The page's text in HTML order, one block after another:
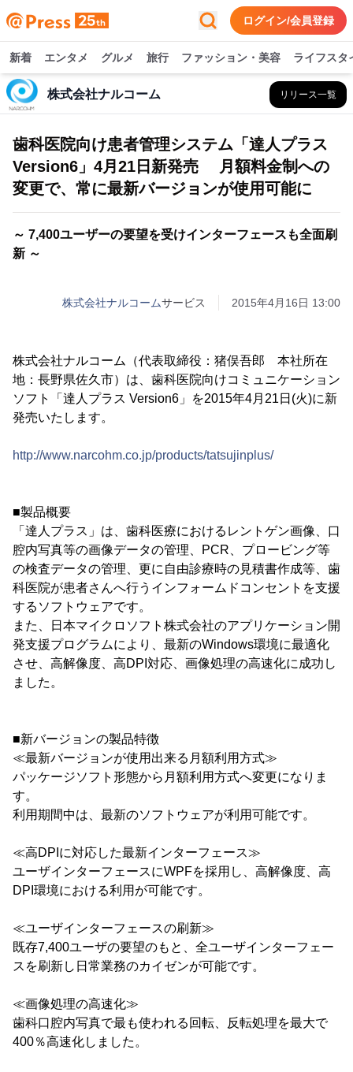
ログイン/会員登録
新着 エンタメ グルメ 旅行 ファッション・美容 ライフスタ
株式会社ナルコーム リリース一覧
歯科医院向け患者管理システム「達人プラス
Version6」4月21日新発売 月額料金制への
変更で、常に最新バージョンが使用可能に
～ 7,400ユーザーの要望を受けインターフェースも全面刷
新 ～
株式会社ナルコームサービス 2015年4月16日 13:00
株式会社ナルコーム（代表取締役：猪俣吾郎 本社所在
地：長野県佐久市）は、歯科医院向けコミュニケーション
ソフト「達人プラス Version6」を2015年4月21日(火)に新
発売いたします。
http://www.narcohm.co.jp/products/tatsujinplus/
■製品概要
「達人プラス」は、歯科医療におけるレントゲン画像、口
腔内写真等の画像データの管理、PCR、プロービング等
の検査データの管理、更に自由診療時の見積書作成等、歯
科医院が患者さんへ行うインフォームドコンセントを支援
するソフトウェアです。
また、日本マイクロソフト株式会社のアプリケーション開
発支援プログラムにより、最新のWindows環境に最適化
させ、高解像度、高DPI対応、画像処理の高速化に成功し
ました。
■新バージョンの製品特徴
≪最新バージョンが使用出来る月額利用方式≫
パッケージソフト形態から月額利用方式へ変更になりま
す。
利用期間中は、最新のソフトウェアが利用可能です。
≪高DPIに対応した最新インターフェース≫
ユーザインターフェースにWPFを採用し、高解像度、高
DPI環境における利用が可能です。
≪ユーザインターフェースの刷新≫
既存7,400ユーザの要望のもと、全ユーザインターフェー
スを刷新し日常業務のカイゼンが可能です。
≪画像処理の高速化≫
歯科口腔内写真で最も使われる回転、反転処理を最大で
400％高速化しました。